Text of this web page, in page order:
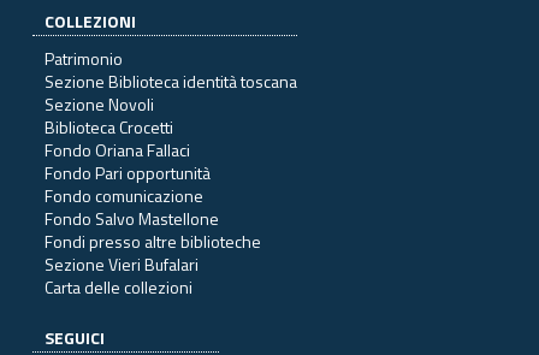
COLLEZIONI
Patrimonio
Sezione Biblioteca identità toscana
Sezione Novoli
Biblioteca Crocetti
Fondo Oriana Fallaci
Fondo Pari opportunità
Fondo comunicazione
Fondo Salvo Mastellone
Fondi presso altre biblioteche
Sezione Vieri Bufalari
Carta delle collezioni
SEGUICI